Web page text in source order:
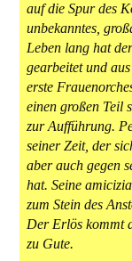
auf die Spur des
unbekanntes,
Leben lang hat
gearbeitet und
erste
einen großen Teil
zur Aufführung.
seiner Zeit, der
aber auch gegen
hat. Seine
zum Stein des
Der Erlös kommt
zu Gute.